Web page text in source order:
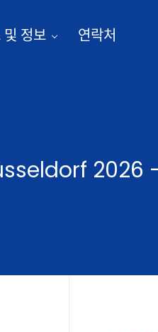
및 정보 연락처
2026